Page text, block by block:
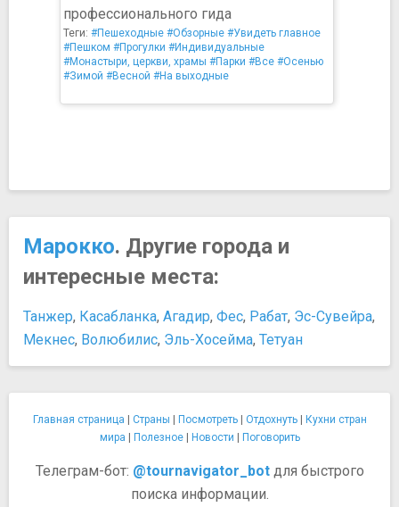
профессионального гида
Теги: #Пешеходные #Обзорные #Увидеть главное
#Пешком #Прогулки #Индивидуальные
#Монастыри, церкви, храмы #Парки #Все #Осенью
#Зимой #Весной #На выходные
Марокко. Другие города и
интересные места:
Танжер, Касабланка, Агадир, Фес, Рабат, Эс-Сувейра,
Мекнес, Волюбилис, Эль-Хосейма, Тетуан
Главная страница Страны Посмотреть| Отдохнуть|
Кухни стран
мира
Полезное| Новости Поговорить
Телеграм-бот: @tournavigator_botдля быстрого
поиска информации.